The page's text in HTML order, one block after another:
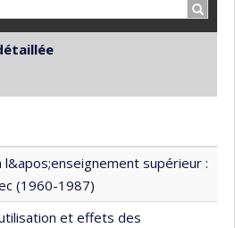
ordre croissant
titre en ordre croissant
l&apos;enseignement supérieur :
(1960-1987)
et effets des